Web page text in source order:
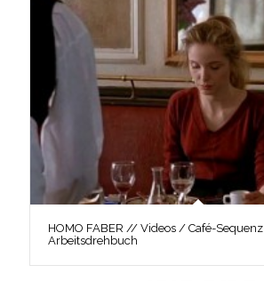
HOMO FABER // Videos / Café-Sequenz
Arbeitsdrehbuch